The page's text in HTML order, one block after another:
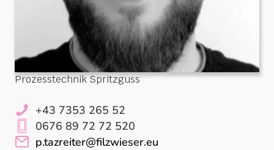
Prozesstechnik Spritzguss
+43 7353 265 52
0676 89 72 72 520
p.tazreiter@filzwieser.eu